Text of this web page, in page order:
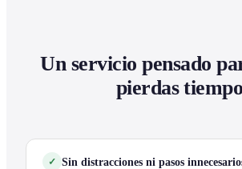
Un servicio pensado
pierdas tiempo
Sin distracciones ni pasos